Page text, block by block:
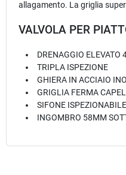
allagamento. La griglia
VALVOLA PER
DRENAGGIO ELEVATO
TRIPLA ISPEZIONE
GHIERA IN ACCIAIO
GRIGLIA FERMA
SIFONE ISPEZIONABILE
INGOMBRO 58MM